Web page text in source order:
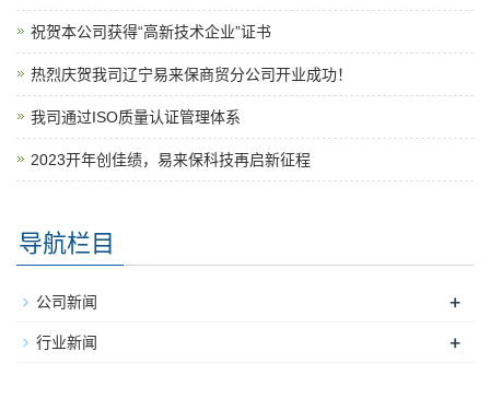
祝贺本公司获得“高新技术企业”证书
热烈庆贺我司辽宁易来保商贸分公司开业成功！
我司通过ISO质量认证管理体系
2023开年创佳绩，易来保科技再启新征程
导航栏目
公司新闻 +
行业新闻 +